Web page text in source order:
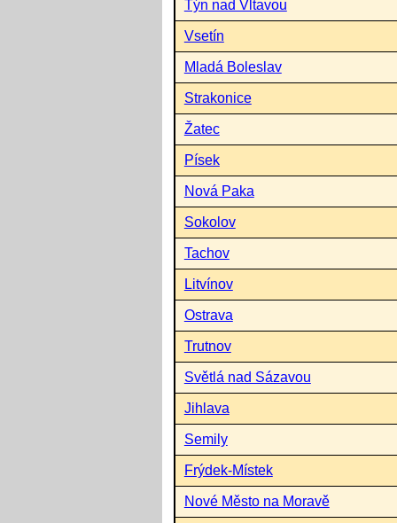
Týn nad Vltavou
Vsetín
Mladá Boleslav
Strakonice
Žatec
Písek
Nová Paka
Sokolov
Tachov
Litvínov
Ostrava
Trutnov
Světlá nad Sázavou
Jihlava
Semily
Frýdek-Místek
Nové Město na Moravě